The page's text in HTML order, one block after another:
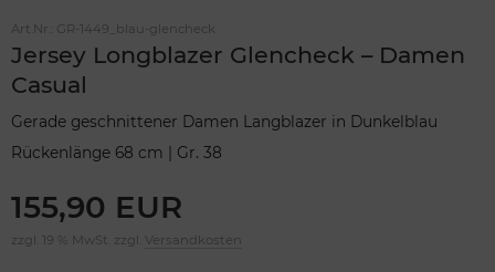
Art.Nr.: GR-1449_blau-glencheck
Jersey Longblazer Glencheck – Damen
Casual
Gerade geschnittener Damen Langblazer in Dunkelblau
Rückenlänge 68 cm | Gr. 38
155,90 EUR
zzgl. 19 % MwSt. zzgl. Versandkosten